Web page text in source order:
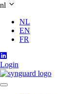
nl
NL
EN
FR
Login